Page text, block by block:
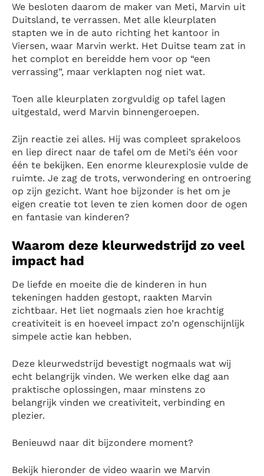
We besloten daarom de maker van Meti, Marvin uit
Duitsland, te verrassen. Met alle kleurplaten
stapten we in de auto richting het kantoor in
Viersen, waar Marvin werkt. Het Duitse team zat in
het complot en bereidde hem voor op “een
verrassing”, maar verklapten nog niet wat.
Toen alle kleurplaten zorgvuldig op tafel lagen
uitgestald, werd Marvin binnengeroepen.
Zijn reactie zei alles. Hij was compleet sprakeloos
en liep direct naar de tafel om de Meti’s één voor
één te bekijken. Een enorme kleurexplosie vulde de
ruimte. Je zag de trots, verwondering en ontroering
op zijn gezicht. Want hoe bijzonder is het om je
eigen creatie tot leven te zien komen door de ogen
en fantasie van kinderen?
Waarom deze kleurwedstrijd zo veel
impact had
De liefde en moeite die de kinderen in hun
tekeningen hadden gestopt, raakten Marvin
zichtbaar. Het liet nogmaals zien hoe krachtig
creativiteit is en hoeveel impact zo’n ogenschijnlijk
simpele actie kan hebben.
Deze kleurwedstrijd bevestigt nogmaals wat wij
echt belangrijk vinden. We werken elke dag aan
praktische oplossingen, maar minstens zo
belangrijk vinden we creativiteit, verbinding en
plezier.
Benieuwd naar dit bijzondere moment?
Bekijk hieronder de video waarin we Marvin